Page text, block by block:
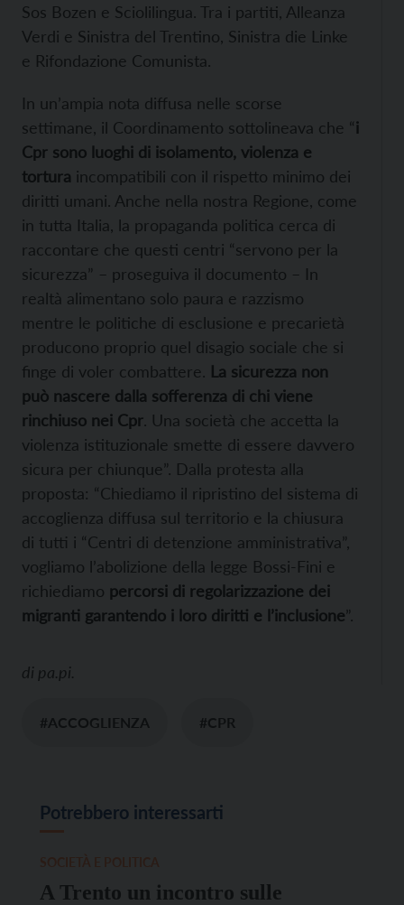
Sos Bozen e Sciolilingua. Tra i partiti, Alleanza
Verdi e Sinistra del Trentino, Sinistra die Linke
e Rifondazione Comunista.
In un’ampia nota diffusa nelle scorse
settimane, il Coordinamento sottolineava che “i
Cpr sono luoghi di isolamento, violenza e
tortura incompatibili con il rispetto minimo dei
diritti umani. Anche nella nostra Regione, come
in tutta Italia, la propaganda politica cerca di
raccontare che questi centri “servono per la
sicurezza” – proseguiva il documento – In
realtà alimentano solo paura e razzismo
mentre le politiche di esclusione e precarietà
producono proprio quel disagio sociale che si
finge di voler combattere. La sicurezza non
può nascere dalla sofferenza di chi viene
rinchiuso nei Cpr. Una società che accetta la
violenza istituzionale smette di essere davvero
sicura per chiunque”. Dalla protesta alla
proposta: “Chiediamo il ripristino del sistema di
accoglienza diffusa sul territorio e la chiusura
di tutti i “Centri di detenzione amministrativa”,
vogliamo l’abolizione della legge Bossi-Fini e
richiediamo percorsi di regolarizzazione dei
migranti garantendo i loro diritti e l’inclusione”.
di pa.pi.
#ACCOGLIENZA #CPR
Potrebbero interessarti
A Trento un incontro sulle